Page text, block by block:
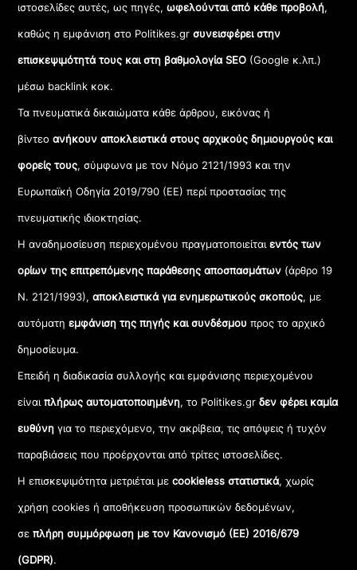
ιστοσελίδες αυτές, ως πηγές,ωφελούνται από κάθε προβολή,
καθώς η εμφάνιση στο Politikes.gr συνεισφέρει στην
επισκεψιμότητά τους και στη βαθμολογία SEO (Google κ.λπ.)
μέσω backlink κοκ.
Τα πνευματικά δικαιώματα κάθε άρθρου, εικόνας ή
βίντεοανήκουν αποκλειστικά στους αρχικούς δημιουργούς και
φορείς τους, σύμφωνα με τον Νόμο 2121/1993 και την
Ευρωπαϊκή Οδηγία 2019/790 (ΕΕ) περί προστασίας της
πνευματικής ιδιοκτησίας.
Η αναδημοσίευση περιεχομένου πραγματοποιείταιεντός των
ορίων της επιτρεπόμενης παράθεσης αποσπασμάτων (άρθρο 19
Ν. 2121/1993), αποκλειστικά για ενημερωτικούς σκοπούς, με
αυτόματηεμφάνιση της πηγής και συνδέσμου προς το αρχικό
δημοσίευμα.
Επειδή η διαδικασία συλλογής και εμφάνισης περιεχομένου
είναιπλήρως αυτοματοποιημένη, το Politikes.grδεν φέρει καμία
ευθύνη για το περιεχόμενο, την ακρίβεια, τις απόψεις ή τυχόν
παραβιάσεις που προέρχονται από τρίτες ιστοσελίδες.
Η επισκεψιμότητα μετριέται μεcookieless στατιστικά, χωρίς
χρήση cookies ή αποθήκευση προσωπικών δεδομένων,
σεπλήρη συμμόρφωση με τον Κανονισμό (ΕΕ) 2016/679
(GDPR).